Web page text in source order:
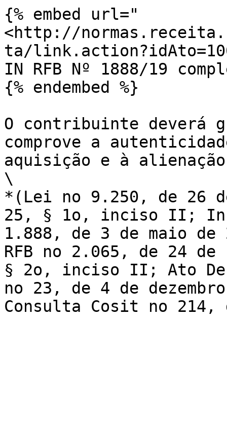
{% embed url="
<http://
ta/
IN RFB Nº 1888/19
{% endembed %}
O contribuinte deverá
comprove a
aquisição e à
\
*(Lei no 9.250, de 26
25, § 1o, inciso II;
1.888, de 3 de maio de
RFB no 2.065, de 24
§ 2o, inciso II; Ato
no 23, de 4 de